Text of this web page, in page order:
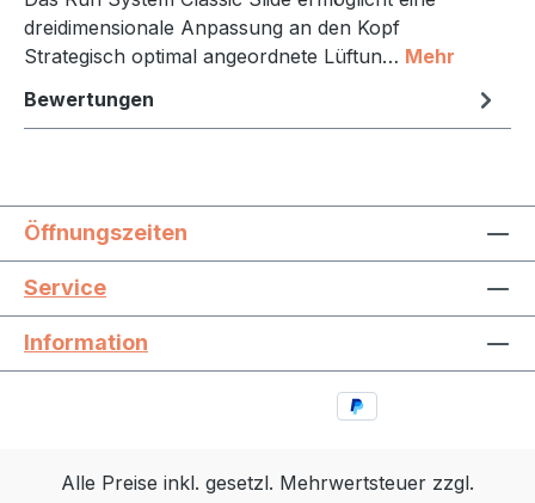
dreidimensionale Anpassung an den Kopf
Strategisch optimal angeordnete Lüftun… Mehr
Bewertungen
Öffnungszeiten
Service
Information
Alle Preise inkl. gesetzl. Mehrwertsteuer zzgl.